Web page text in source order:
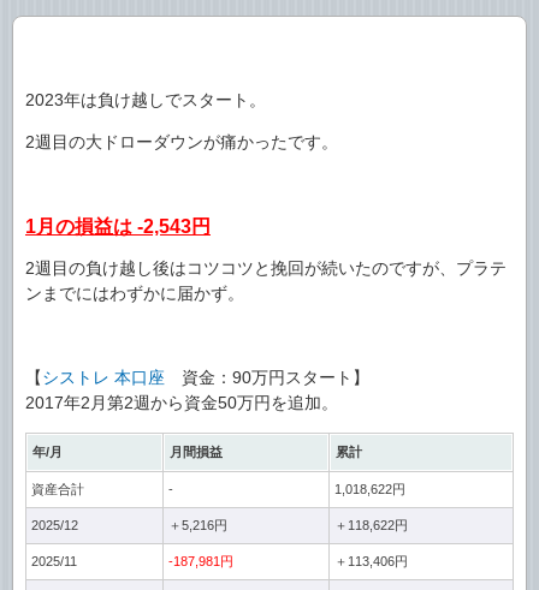
2023年は負け越しでスタート。
2週目の大ドローダウンが痛かったです。
1月の損益は -2,543円
2週目の負け越し後はコツコツと挽回が続いたのですが、プラテ
ンまでにはわずかに届かず。
【シストレ 本口座 資金：90万円スタート】
2017年2月第2週から資金50万円を追加。
年/月 月間損益 累計
資産合計 - 1,018,622円
2025/12 ＋5,216円 ＋118,622円
2025/11 -187,981円 ＋113,406円